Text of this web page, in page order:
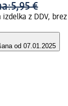
5,95 €
izdelka z DDV, brez
od 07.01.2025